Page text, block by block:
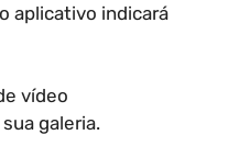
aplicativo indicará
vídeo
galeria.